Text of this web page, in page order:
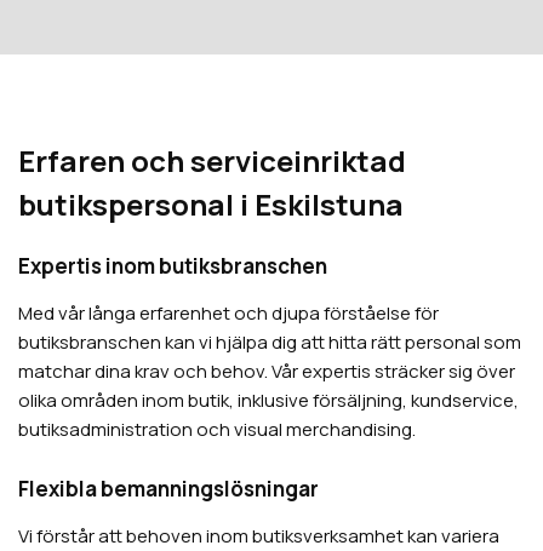
Erfaren och serviceinriktad
butikspersonal i Eskilstuna
Expertis inom butiksbranschen
Med vår långa erfarenhet och djupa förståelse för
butiksbranschen kan vi hjälpa dig att hitta rätt personal som
matchar dina krav och behov. Vår expertis sträcker sig över
olika områden inom butik, inklusive försäljning, kundservice,
butiksadministration och visual merchandising.
Flexibla bemanningslösningar
Vi förstår att behoven inom butiksverksamhet kan variera